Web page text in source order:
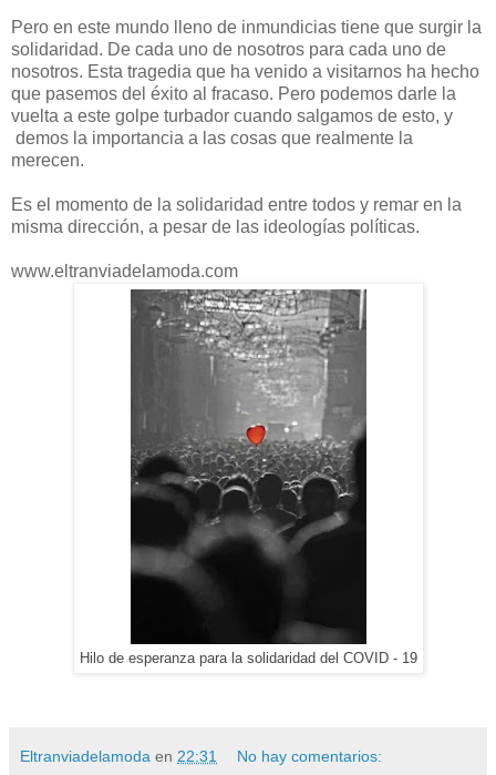
Pero en este mundo lleno de inmundicias tiene que surgir la
solidaridad. De cada uno de nosotros para cada uno de
nosotros. Esta tragedia que ha venido a visitarnos ha hecho
que pasemos del éxito al fracaso. Pero podemos darle la
vuelta a este golpe turbador cuando salgamos de esto, y
demos la importancia a las cosas que realmente la
merecen.
Es el momento de la solidaridad entre todos y remar en la
misma dirección, a pesar de las ideologías políticas.
www.eltranviadelamoda.com
Hilo de esperanza para la solidaridad del COVID - 19
Eltranviadelamoda en 22:31 No hay comentarios: